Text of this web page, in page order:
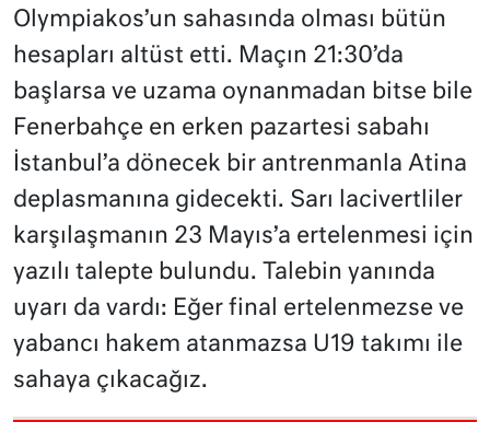
Olympiakos’un sahasında olması bütün
hesapları altüst etti. Maçın 21:30’da
başlarsa ve uzama oynanmadan bitse bile
Fenerbahçe en erken pazartesi sabahı
İstanbul’a dönecek bir antrenmanla Atina
deplasmanına gidecekti. Sarı lacivertliler
karşılaşmanın 23 Mayıs’a ertelenmesi için
yazılı talepte bulundu. Talebin yanında
uyarı da vardı: Eğer final ertelenmezse ve
yabancı hakem atanmazsa U19 takımı ile
sahaya çıkacağız.